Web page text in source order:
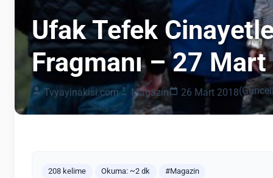
Ufak Tefek
Fragmanı – 27 Mart
Tvyayinakisi.com Magazin 26 Mart 2018
208 kelime Okuma: ~2 dk #Magazin